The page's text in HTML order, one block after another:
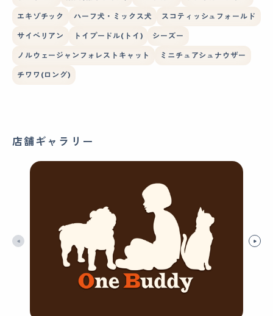
エキゾチック ハーフ犬・ミックス犬 スコティッシュフォールド
サイベリアン トイプードル(トイ) シーズー
ノルウェージャンフォレストキャット ミニチュアシュナウザー
チワワ(ロング)
店舗ギャラリー